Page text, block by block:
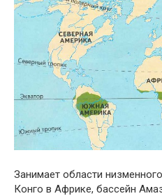
Занимает области
Конго в Африке, бассейн